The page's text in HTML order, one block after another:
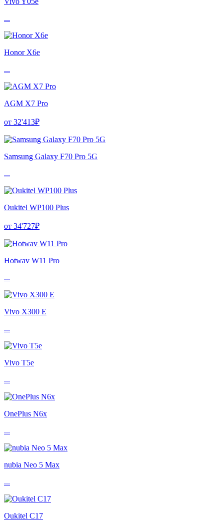
...
Honor X6e
...
AGM X7 Pro
от 32'413₽
Samsung Galaxy F70 Pro 5G
...
Oukitel WP100 Plus
от 34'727₽
Hotwav W11 Pro
...
Vivo X300 E
...
Vivo T5e
...
OnePlus N6x
...
nubia Neo 5 Max
...
Oukitel C17